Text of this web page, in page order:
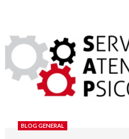
BLOG GENERAL